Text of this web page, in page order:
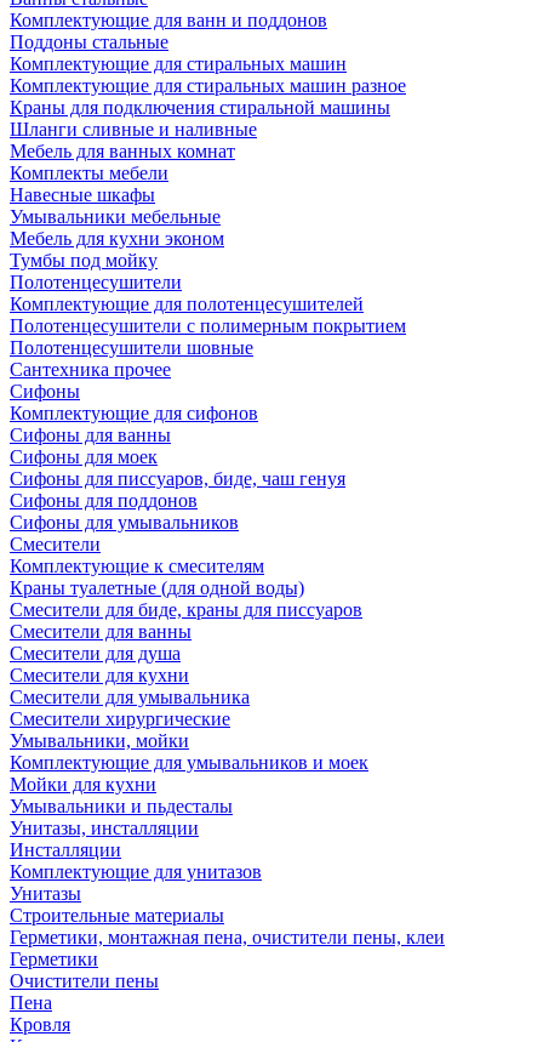
Комплектующие для ванн и поддонов
Поддоны стальные
Комплектующие для стиральных машин
Комплектующие для стиральных машин разное
Краны для подключения стиральной машины
Шланги сливные и наливные
Мебель для ванных комнат
Комплекты мебели
Навесные шкафы
Умывальники мебельные
Мебель для кухни эконом
Тумбы под мойку
Полотенцесушители
Комплектующие для полотенцесушителей
Полотенцесушители с полимерным покрытием
Полотенцесушители шовные
Сантехника прочее
Сифоны
Комплектующие для сифонов
Сифоны для ванны
Сифоны для моек
Сифоны для писсуаров, биде, чаш генуя
Сифоны для поддонов
Сифоны для умывальников
Смесители
Комплектующие к смесителям
Краны туалетные (для одной воды)
Смесители для биде, краны для писсуаров
Смесители для ванны
Смесители для душа
Смесители для кухни
Смесители для умывальника
Смесители хирургические
Умывальники, мойки
Комплектующие для умывальников и моек
Мойки для кухни
Умывальники и пьдесталы
Унитазы, инсталляции
Инсталляции
Комплектующие для унитазов
Унитазы
Строительные материалы
Герметики, монтажная пена, очистители пены, клеи
Герметики
Очистители пены
Пена
Кровля